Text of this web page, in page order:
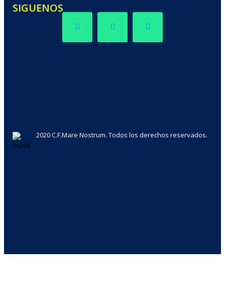
SIGUENOS
2020 C.F.Mare Nostrum. Todos los derechos reservados.